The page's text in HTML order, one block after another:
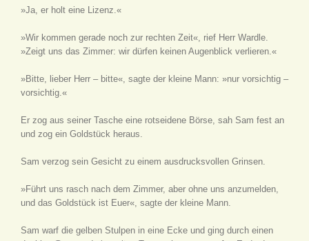
»Ja, er holt eine Lizenz.«
»Wir kommen gerade noch zur rechten Zeit«, rief Herr Wardle.
»Zeigt uns das Zimmer: wir dürfen keinen Augenblick verlieren.«
»Bitte, lieber Herr – bitte«, sagte der kleine Mann: »nur vorsichtig –
vorsichtig.«
Er zog aus seiner Tasche eine rotseidene Börse, sah Sam fest an
und zog ein Goldstück heraus.
Sam verzog sein Gesicht zu einem ausdrucksvollen Grinsen.
»Führt uns rasch nach dem Zimmer, aber ohne uns anzumelden,
und das Goldstück ist Euer«, sagte der kleine Mann.
Sam warf die gelben Stulpen in eine Ecke und ging durch einen